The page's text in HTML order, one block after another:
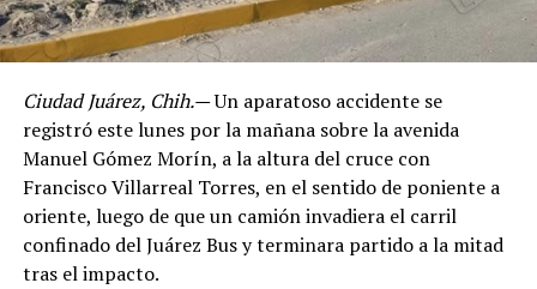
Ciudad Juárez, Chih.—Un aparatoso accidente se
registró este lunes por la mañana sobre la avenida
Manuel Gómez Morín, a la altura del cruce con
Francisco Villarreal Torres, en el sentido de poniente a
oriente, luego de que un camión invadiera el carril
confinado del Juárez Bus y terminara partido a la mitad
tras el impacto.